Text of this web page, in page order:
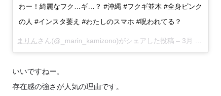
わー！綺麗なフク…ギ…？ #沖縄 #フクギ並木 #全身ピンク
の人 #インスタ萎え #わたしのスマホ #呪われてる？
まりんさん(@_marin_kamizono)がシェアした投稿 – 3月 7, 2018 at 10:00午前 PST
いいですねー。
存在感の強さが人気の理由です。